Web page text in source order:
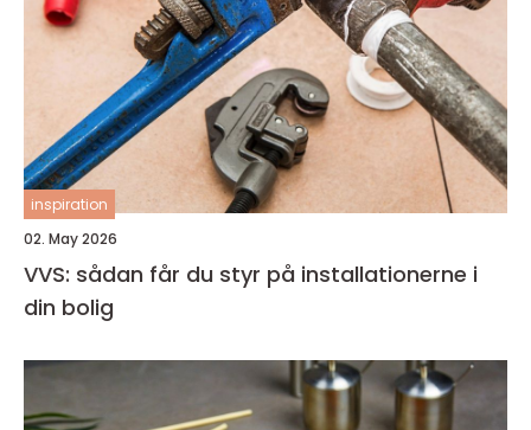
inspiration
02. May 2026
VVS: sådan får du styr på installationerne i
din bolig